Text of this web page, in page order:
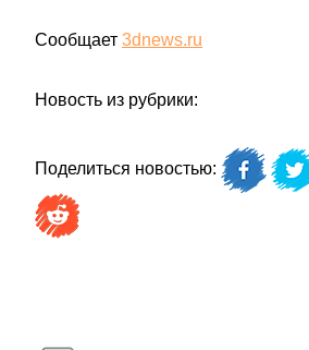
Сообщает 3dnews.ru
Новость из рубрики:
Поделиться новостью: